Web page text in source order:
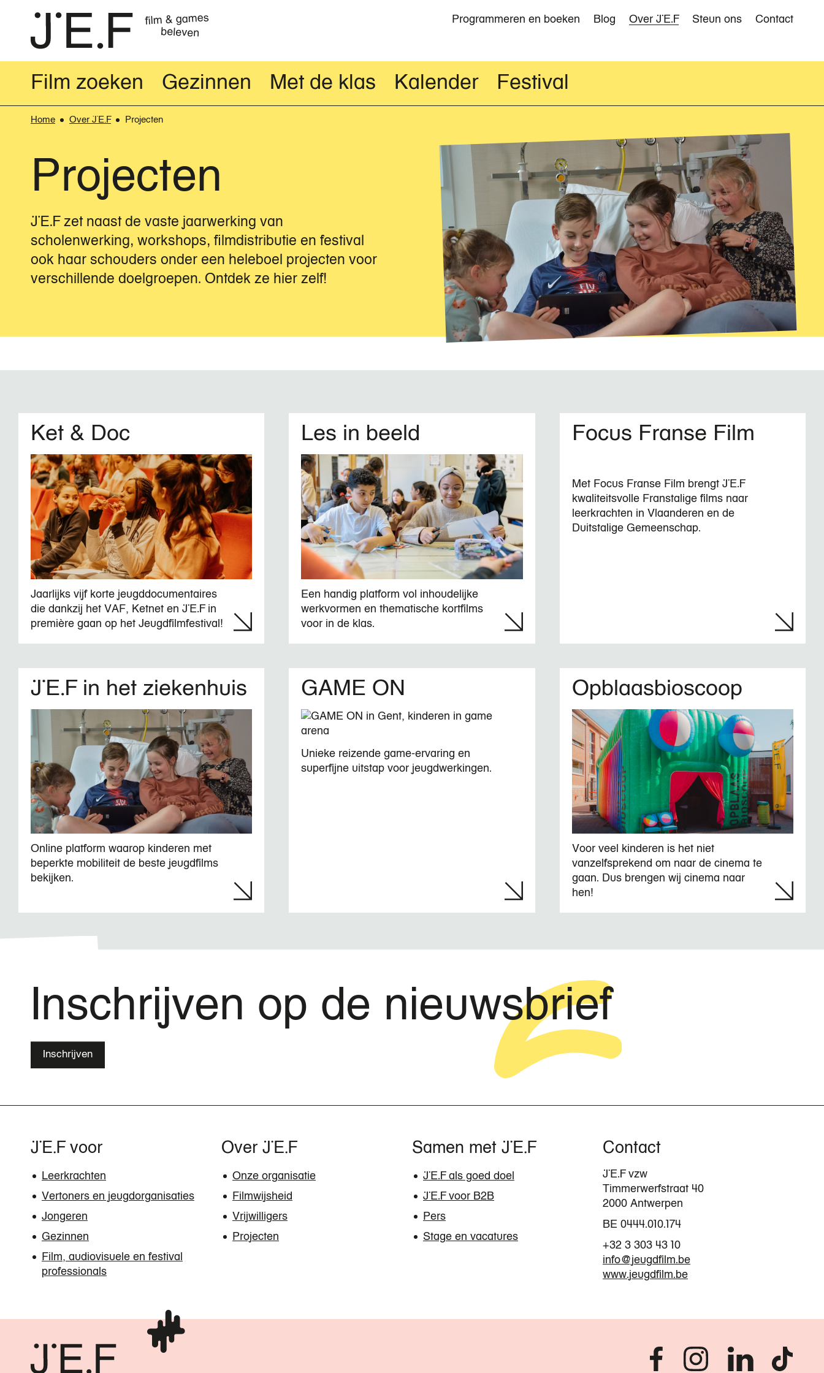
film & games
beleven Topnavigatie
Programmeren en boeken Blog Over JEF Steun ons Contact
Film zoeken Gezinnen Met de klas Kalender Festival
Breadcrumb
Home Over JEF Projecten
Projecten
JEF zet naast de vaste jaarwerking van
scholenwerking, workshops, filmdistributie en festival
ook haar schouders onder een heleboel projecten voor
verschillende doelgroepen. Ontdek ze hier zelf!
Ket & Doc
Jaarlijks vijf korte jeugddocumentaires
die dankzij het VAF, Ketnet en JEF in
première gaan op het Jeugdfilmfestival!
Les in beeld
Een handig platform vol inhoudelijke
werkvormen en thematische kortfilms
voor in de klas.
Focus Franse Film
Met Focus Franse Film brengt JEF
kwaliteitsvolle Franstalige films naar
leerkrachten in Vlaanderen en de
Duitstalige Gemeenschap.
JEF in het ziekenhuis
Online platform waarop kinderen met
beperkte mobiliteit de beste jeugdfilms
bekijken.
GAME ON
Unieke reizende game-ervaring en
superfijne uitstap voor jeugdwerkingen.
Opblaasbioscoop
Voor veel kinderen is het niet
vanzelfsprekend om naar de cinema te
gaan. Dus brengen wij cinema naar
hen!
Inschrijven op de nieuwsbrief
Inschrijven
JEF voor
Leerkrachten
Vertoners en jeugdorganisaties
Jongeren
Gezinnen
Film, audiovisuele en festival
professionals
Over JEF
Onze organisatie
Filmwijsheid
Vrijwilligers
Projecten
Samen met JEF
JEF als goed doel
JEF voor B2B
Pers
Stage en vacatures
Contact
JEF vzw
Timmerwerfstraat 40
2000 Antwerpen
BE 0444.010.174
+32 3 303 43 10
info@jeugdfilm.be
www.jeugdfilm.be